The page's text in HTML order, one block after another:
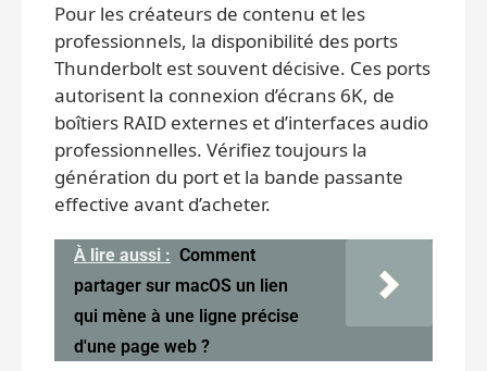
Pour les créateurs de contenu et les
professionnels, la disponibilité des ports
Thunderbolt est souvent décisive. Ces ports
autorisent la connexion d’écrans 6K, de
boîtiers RAID externes et d’interfaces audio
professionnelles. Vérifiez toujours la
génération du port et la bande passante
effective avant d’acheter.
À lire aussi : Comment
partager sur macOS un lien
qui mène à une ligne précise
d'une page web ?